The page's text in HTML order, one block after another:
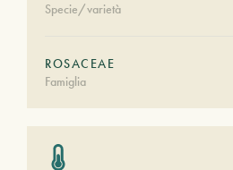
Specie/varietà
ROSACEAE
Famiglia